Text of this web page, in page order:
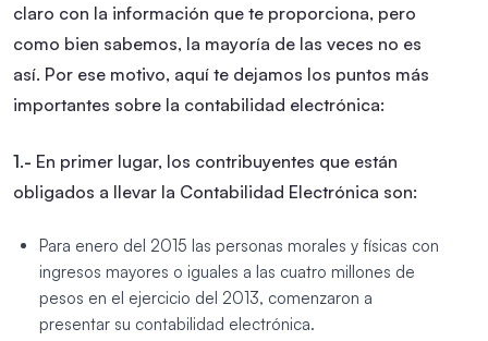
claro con la información que te proporciona, pero
como bien sabemos, la mayoría de las veces no es
así. Por ese motivo, aquí te dejamos los puntos más
importantes sobre la contabilidad electrónica:
1.- En primer lugar, los contribuyentes que están
obligados a llevar la Contabilidad Electrónica son:
Para enero del 2015 las personas morales y físicas con
ingresos mayores o iguales a las cuatro millones de
pesos en el ejercicio del 2013, comenzaron a
presentar su contabilidad electrónica.